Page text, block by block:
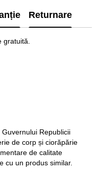
Returnare
Republicii
de corp și ciorăpărie
de calitate
cu un produs similar.